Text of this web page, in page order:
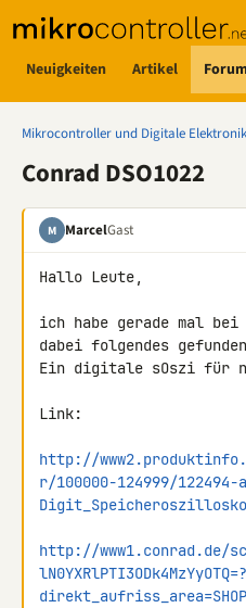
Neuigkeiten Artikel
Mikrocontroller und Digitale Elektronik
Conrad DSO1022
M MarcelGast
Hallo Leute,
ich habe gerade mal
dabei folgendes
Ein digitale sOszi für
Link:
http://
r/100000-124999/122494-
http://www1.conrad.de/
lN0YXRlPTI3ODk4MzYyOTQ=?